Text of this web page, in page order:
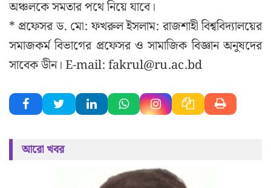
অঞ্চলকে সমতার পথে নিয়ে যাবে।
* প্রফেসর ড. মো: ফখরুল ইসলাম: রাজশাহী বিশ্ববিদ্যালয়ের
সমাজকর্ম বিভাগের প্রফেসর ও সামাজিক বিজ্ঞান অনুষদের
সাবেক ডীন। E-mail:fakrul@ru.ac.bd
আরো খবর